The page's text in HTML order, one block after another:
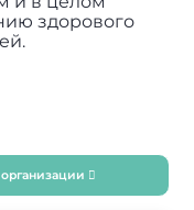
здорового